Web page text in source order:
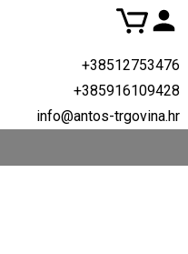
+38512753476
+385916109428
info@antos-trgovina.hr